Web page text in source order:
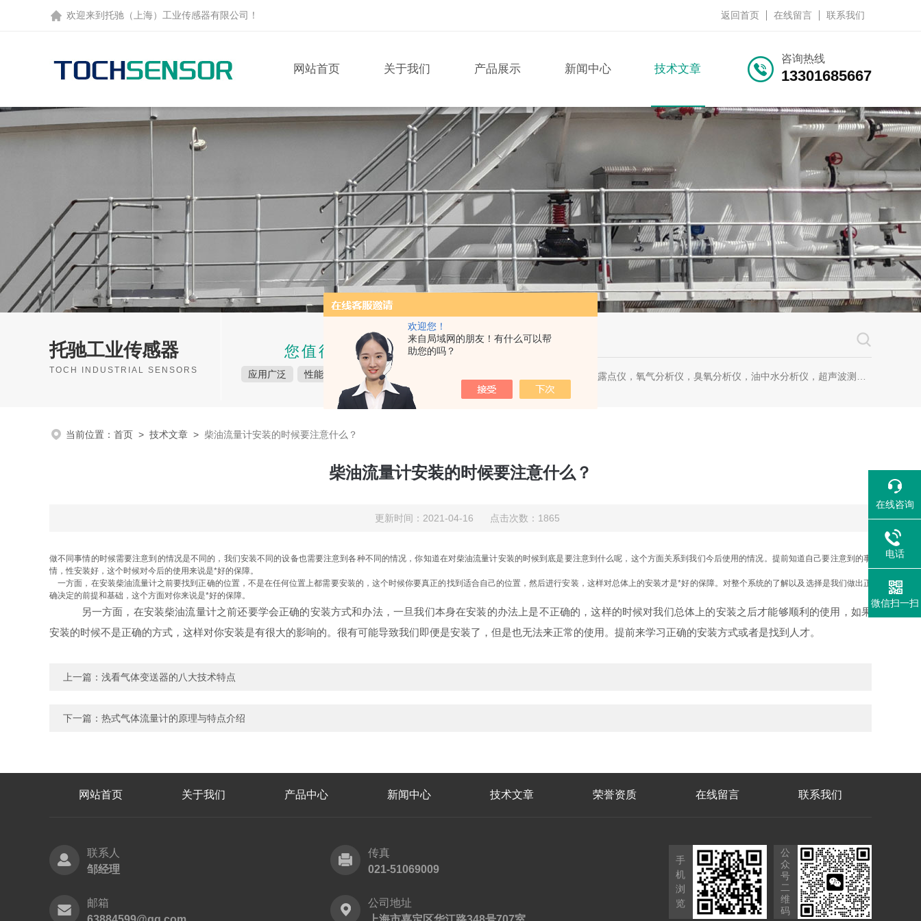
欢迎您！
来自局域网的朋友！有什么可以帮
助您的吗？
欢迎来到托驰（上海）工业传感器有限公司！ 返回首页 在线留言 联系我们
咨询热线
13301685667
网站首页 关于我们 产品展示 新闻中心 技术文章
托驰工业传感器
TOCH INDUSTRIAL SENSORS
您值得信赖的品质
应用广泛 性能稳定 品质保障 压缩空气露点仪，氧气分析仪，臭氧分析仪，油中水分析仪，超声波测漏仪。
当前位置： 首页 > 技术文章 > 柴油流量计安装的时候要注意什么？
柴油流量计安装的时候要注意什么？
更新时间：2021-04-16 点击次数：1865
做不同事情的时候需要注意到的情况是不同的，我们安装不同的设备也需要注意到各种不同的情况，你知道在对柴油流量计安装的时候到底是要注意到什么呢，这个方面关系到我们今后使用的情况。提前知道自己要注意到的事
情，性安装好，这个时候对今后的使用来说是*好的保障。
一方面，在安装柴油流量计之前要找到正确的位置，不是在任何位置上都需要安装的，这个时候你要真正的找到适合自己的位置，然后进行安装，这样对总体上的安装才是*好的保障。对整个系统的了解以及选择是我们做出正
确决定的前提和基础，这个方面对你来说是*好的保障。
另一方面，在安装柴油流量计之前还要学会正确的安装方式和办法，一旦我们本身在安装的办法上是不正确的，这样的时候对我们总体上的安装之后才能够顺利的使用，如果
安装的时候不是正确的方式，这样对你安装是有很大的影响的。很有可能导致我们即便是安装了，但是也无法来正常的使用。提前来学习正确的安装方式或者是找到人才。
上一篇： 浅看气体变送器的八大技术特点
下一篇： 热式气体流量计的原理与特点介绍
网站首页 关于我们 产品中心 新闻中心 技术文章 荣誉资质 在线留言 联系我们
联系人
邹经理
传真
021-51069009
邮箱
公司地址
手
机
浏
览
公
众
号
二
维
码
在线咨询
电话
微信扫一扫